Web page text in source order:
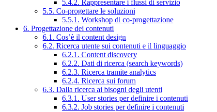
5.4.2. Rappresentare i flussi di servizio
5.5. Co-progettare le soluzioni
5.5.1. Workshop di co-progettazione
6. Progettazione dei contenuti
6.1. Cos’è il content design
6.2. Ricerca utente sui contenuti e il linguaggio
6.2.1. Content discovery
6.2.2. Dati di ricerca (search keywords)
6.2.3. Ricerca tramite analytics
6.2.4. Ricerca sui forum
6.3. Dalla ricerca ai bisogni degli utenti
6.3.1. User stories per definire i contenuti
6.3.2. Job stories per definire i contenuti